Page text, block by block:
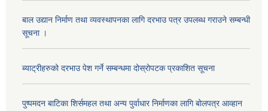
बाल उद्यान निर्माण तथा व्यवस्थापनका लागि दरभाउ पत्र उपलब्ध गराउने सम्बन्धी
सूचना ।
ब्याट्रीहरुको दरभाउ पेश गर्ने सम्बन्धमा दोस्रोपटक प्रकाशित सूचना
पुष्पमदन बाटिका शिर्समहल तथा अन्य पुर्वाधार निर्माणका लागि बोलपत्र आव्हान